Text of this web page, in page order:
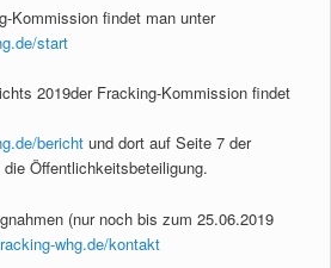
Kommission findet man unter
start
2019der Fracking-Kommission findet
bericht und dort auf Seite 7 der
Öffentlichkeitsbeteiligung.
(nur noch bis zum 25.06.2019
whg.de/kontakt